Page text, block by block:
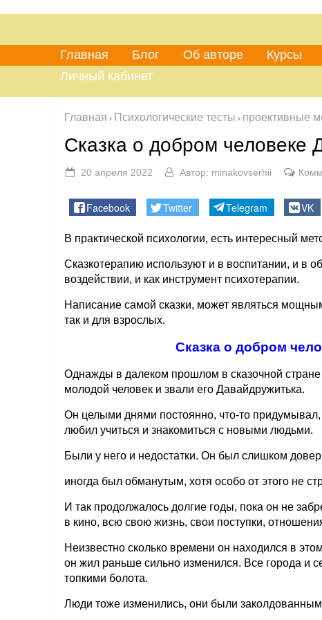
Главная Блог Об авторе Курсы
Личный кабинет
Главная › Психологические тесты › проективные
Сказка о добром человеке
20 апреля 2022 Автор: minakovserhii
Facebook Twitter Telegram VK
В практической психологии, есть интересный
Сказкотерапию используют и в воспитании, и в
воздействии, и как инструмент психотерапии.
Написание самой сказки, может являться
так и для взрослых.
Сказка о добром
Однажды в далеком прошлом в сказочной
молодой человек и звали его Давайдружитька.
Он целыми днями постоянно, что-то
любил учиться и знакомиться с новыми людьми.
Были у него и недостатки. Он был слишком
иногда был обманутым, хотя особо от этого не
И так продолжалось долгие годы, пока он не
в кино, всю свою жизнь, свои поступки,
Неизвестно сколько времени он находился в
он жил раньше сильно изменился. Все города и
топкими болота.
Люди тоже изменились, они были